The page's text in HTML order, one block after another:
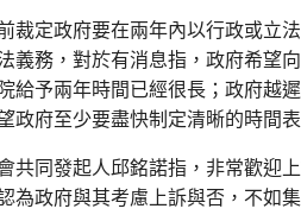
裁定政府要在兩年內以行政或立
義務，對於有消息指，政府希望
給予兩年時間已經很長；政府越
政府至少要盡快制定清晰的時間
共同發起人邱銘諾指，非常歡迎
為政府與其考慮上訴與否，不如